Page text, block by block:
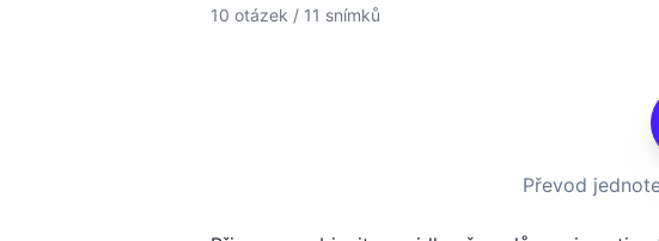
10 otázek / 11 snímků
Převod